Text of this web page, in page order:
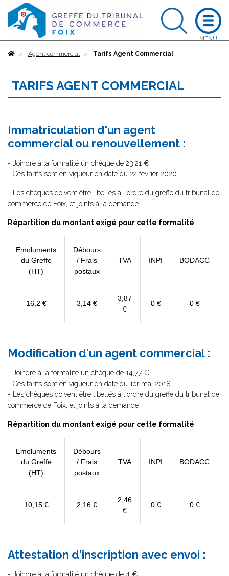
AccueilAgent commercial Tarifs Agent Commercial
TARIFS AGENT COMMERCIAL
Immatriculation d'un agent
commercial ou renouvellement :
- Joindre à la formalité un chèque de 23,21 €
- Ces tarifs sont en vigueur en date du 22 février 2020.
- Les chèques doivent être libellés à l'ordre du greffe du tribunal de
commerce de Foix, et joints à la demande
Répartition du montant exigé pour cette formalité
Emoluments
du Greffe
(HT)
Débours
/ Frais
postaux
TVA INPI BODACC
16,2 € 3,14 €
3,87
€
0 € 0 €
Modification d'un agent commercial :
- Joindre à la formalité un chèque de 14,77 €
- Ces tarifs sont en vigueur en date du 1er mai 2018
- Les chèques doivent être libellés à l'ordre du greffe du tribunal de
commerce de Foix, et joints à la demande
Répartition du montant exigé pour cette formalité
Emoluments
du Greffe
(HT)
Débours
/ Frais
postaux
TVA INPI BODACC
10,15 € 2,16 €
2,46
€
0 € 0 €
Attestation d'inscription avec envoi :